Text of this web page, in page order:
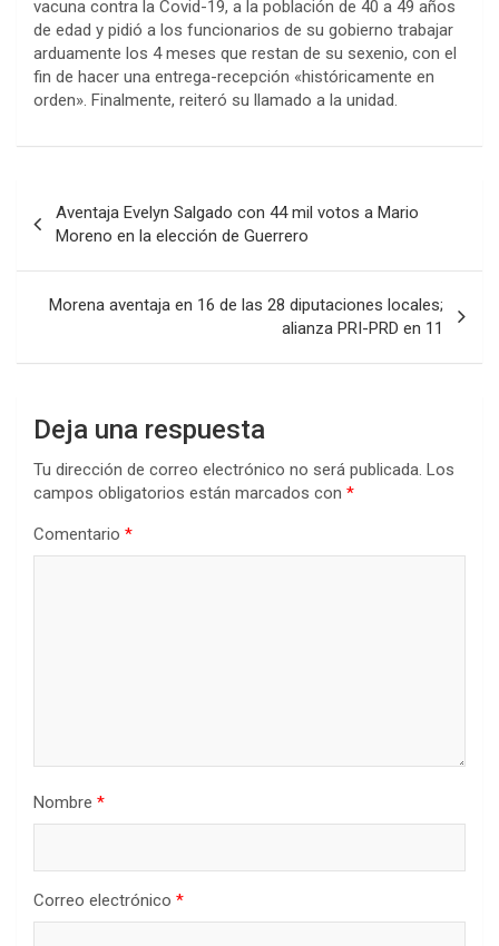
vacuna contra la Covid-19, a la población de 40 a 49 años
de edad y pidió a los funcionarios de su gobierno trabajar
arduamente los 4 meses que restan de su sexenio, con el
fin de hacer una entrega-recepción «históricamente en
orden». Finalmente, reiteró su llamado a la unidad.
de
entradas
Aventaja Evelyn Salgado con 44 mil votos a Mario
Moreno en la elección de Guerrero
Morena aventaja en 16 de las 28 diputaciones locales;
alianza PRI-PRD en 11
Deja una respuesta
Tu dirección de correo electrónico no será publicada. Los
campos obligatorios están marcados con *
Comentario *
Nombre *
Correo electrónico *